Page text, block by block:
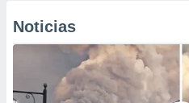
en
en
Noticias